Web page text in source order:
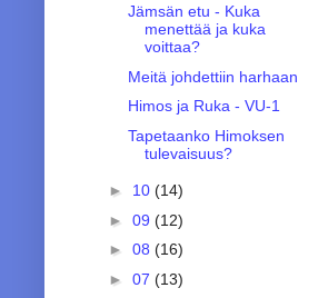
Jämsän etu - Kuka
menettää ja kuka
voittaa?
Meitä johdettiin harhaan
Himos ja Ruka - VU-1
Tapetaanko Himoksen
tulevaisuus?
► 10 (14)
► 09 (12)
► 08 (16)
► 07 (13)